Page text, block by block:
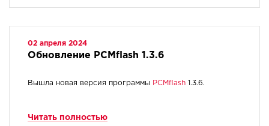
02 апреля 2024
Обновление PCMflash 1.3.6
Вышла новая версия программы PCMflash 1.3.6.
Читать полностью